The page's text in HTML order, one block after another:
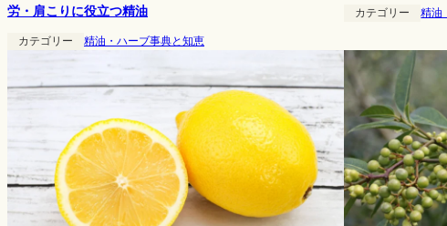
労・肩こりに役立つ精油
カテゴリー 精油・ハーブ事典と知恵
カテゴリー 精油